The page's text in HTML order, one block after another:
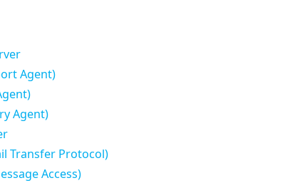
Agent)
Agent)
Transfer Protocol)
Access)